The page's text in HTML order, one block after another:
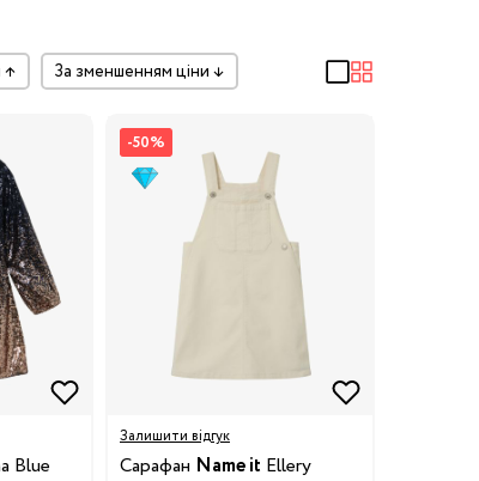
↑ за зменшенням ціни ↓
Blue
-50%
Залишити відгук
Сарафан Name it Ellery